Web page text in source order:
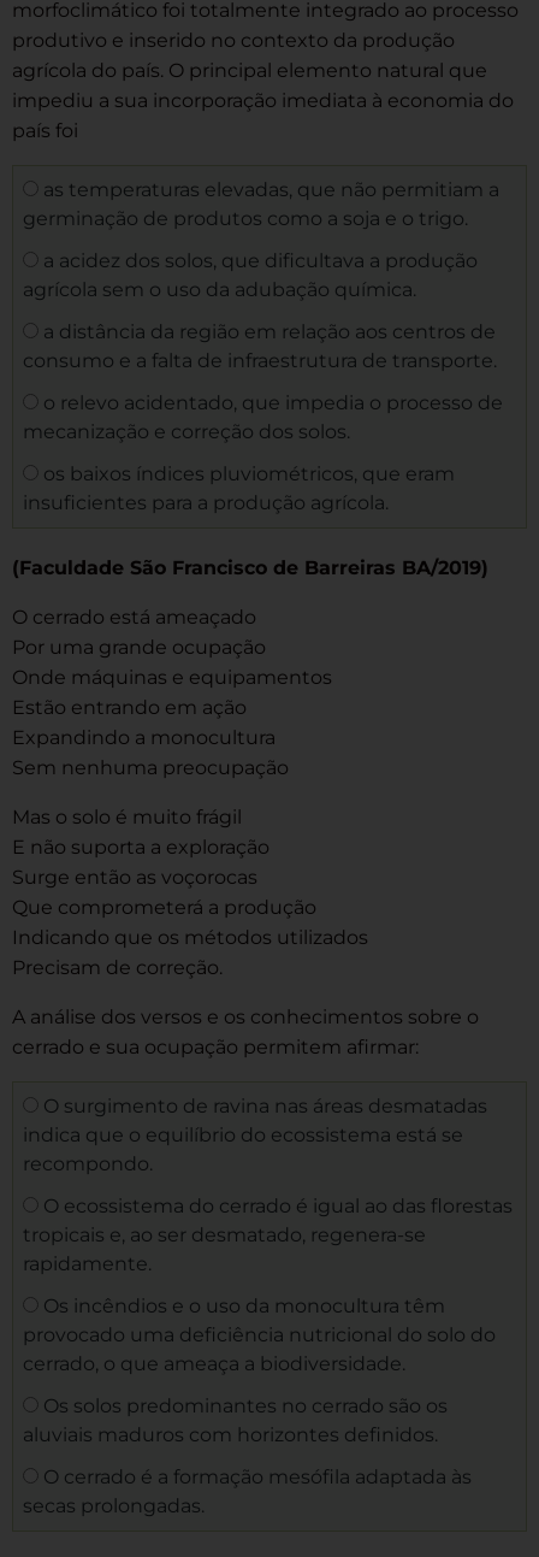
morfoclimático foi totalmente integrado ao processo
produtivo e inserido no contexto da produção
agrícola do país. O principal elemento natural que
impediu a sua incorporação imediata à economia do
país foi
as temperaturas elevadas, que não permitiam a
germinação de produtos como a soja e o trigo.
a acidez dos solos, que dificultava a produção
agrícola sem o uso da adubação química.
a distância da região em relação aos centros de
consumo e a falta de infraestrutura de transporte.
o relevo acidentado, que impedia o processo de
mecanização e correção dos solos.
os baixos índices pluviométricos, que eram
insuficientes para a produção agrícola.
(Faculdade São Francisco de Barreiras BA/2019)
O cerrado está ameaçado
Por uma grande ocupação
Onde máquinas e equipamentos
Estão entrando em ação
Expandindo a monocultura
Sem nenhuma preocupação
Mas o solo é muito frágil
E não suporta a exploração
Surge então as voçorocas
Que comprometerá a produção
Indicando que os métodos utilizados
Precisam de correção.
A análise dos versos e os conhecimentos sobre o
cerrado e sua ocupação permitem afirmar:
O surgimento de ravina nas áreas desmatadas
indica que o equilíbrio do ecossistema está se
recompondo.
O ecossistema do cerrado é igual ao das florestas
tropicais e, ao ser desmatado, regenera-se
rapidamente.
Os incêndios e o uso da monocultura têm
provocado uma deficiência nutricional do solo do
cerrado, o que ameaça a biodiversidade.
Os solos predominantes no cerrado são os
aluviais maduros com horizontes definidos.
O cerrado é a formação mesófila adaptada às
secas prolongadas.